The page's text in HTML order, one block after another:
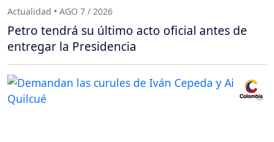
Actualidad • AGO 7 / 2026
Petro tendrá su último acto oficial antes de
entregar la Presidencia